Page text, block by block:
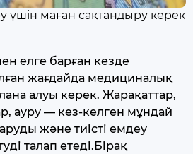
үшін маған сақтандыру керек
елге барған кезде
жағдайда медициналық
алуы керек. Жарақаттар,
ауру — кез-келген мұндай
және тиісті емдеу
талап етеді.Бірақ